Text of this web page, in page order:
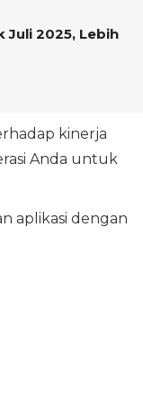
Juli 2025, Lebih
kinerja
Anda untuk
aplikasi dengan